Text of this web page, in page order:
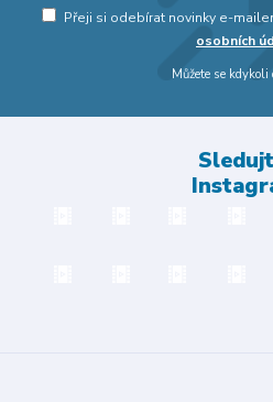
Přeji si odebírat novinky e-
osobních
Můžete se